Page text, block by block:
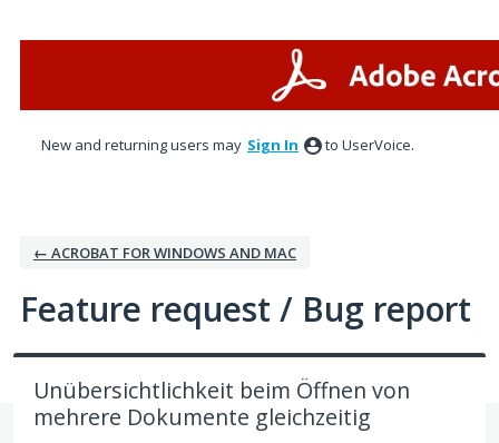
New and returning users may Sign In to UserVoice.
← ACROBAT FOR WINDOWS AND MAC
Feature request / Bug report
Unübersichtlichkeit beim Öffnen von
mehrere Dokumente gleichzeitig